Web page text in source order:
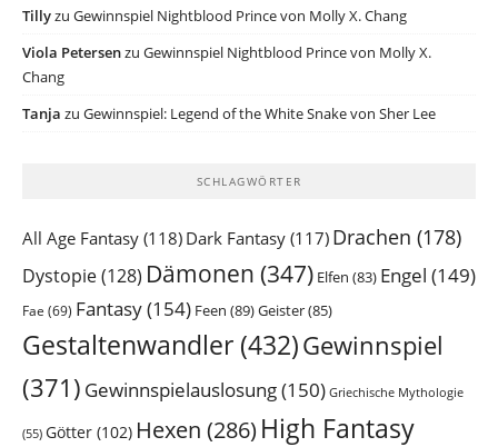
Tillyzu Gewinnspiel Nightblood Prince von Molly X. Chang
Viola Petersenzu Gewinnspiel Nightblood Prince von Molly X.
Chang
Tanja zu Gewinnspiel: Legend of the White Snake von Sher Lee
SCHLAGWÖRTER
All Age Fantasy (118) Dark Fantasy (117) Drachen (178)
Dystopie(128) Dämonen (347) Elfen (83) Engel (149)
Fae (69) Fantasy(154) Feen (89)Geister(85)
Gestaltenwandler (432)Gewinnspiel
(371) Gewinnspielauslosung(150) Griechische Mythologie
(55) Götter (102) Hexen (286) High Fantasy